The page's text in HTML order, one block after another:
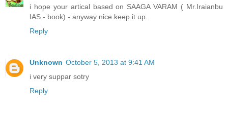
i hope your artical based on SAAGA VARAM ( Mr.Iraianbu
IAS - book) - anyway nice keep it up.
Reply
Unknown October 5, 2013 at 9:41 AM
i very suppar sotry
Reply